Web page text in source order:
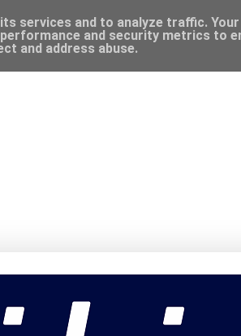
services and to analyze traffic. Your
and security metrics to
and address abuse.